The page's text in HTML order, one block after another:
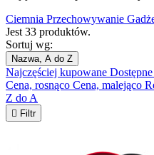
Ciemnia Przechowywanie
Jest 33 produktów.
Sortuj wg:
Nazwa, A do Z
Najczęściej kupowane Dostępne
Cena, rosnąco Cena, malejąco
Z do A
 Filtr